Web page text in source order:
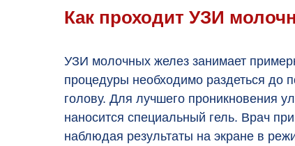
Как проходит УЗИ
УЗИ молочных желез занимает
процедуры необходимо раздеться до
голову. Для лучшего проникновения
наносится специальный гель. Врач
наблюдая результаты на экране в